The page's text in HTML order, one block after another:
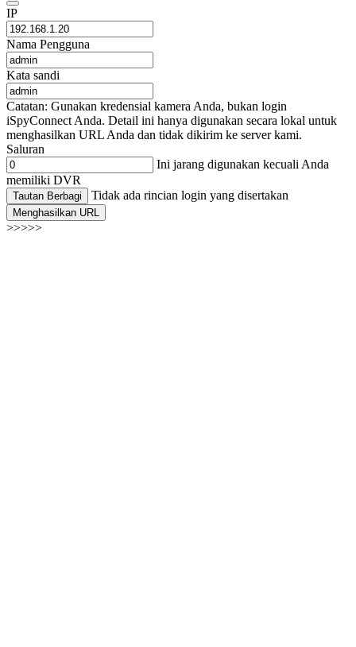
IP
Nama Pengguna
Kata sandi
Catatan: Gunakan kredensial kamera Anda, bukan login
iSpyConnect Anda. Detail ini hanya digunakan secara lokal untuk
menghasilkan URL Anda dan tidak dikirim ke server kami.
Saluran
Ini jarang digunakan kecuali Anda
memiliki DVR
Tautan Berbagi Tidak ada rincian login yang disertakan
Menghasilkan URL
>>>>>